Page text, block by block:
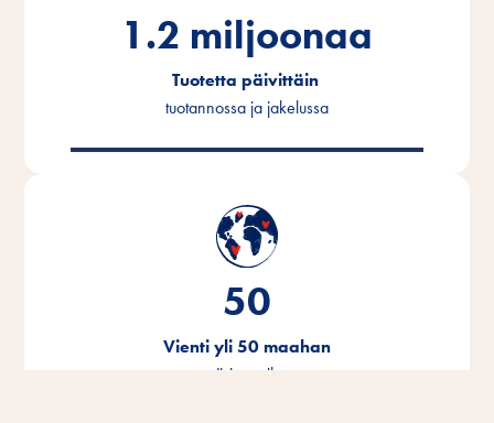
1.2 miljoonaa
Tuotetta päivittäin
tuotannossa ja jakelussa
50
Vienti yli 50 maahan
ympäri maailmaa.